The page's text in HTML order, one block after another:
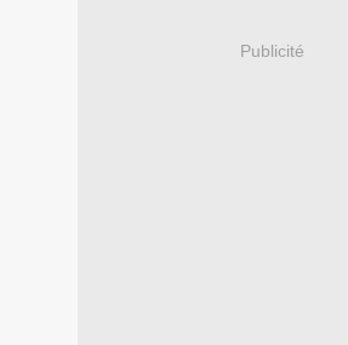
Publicité